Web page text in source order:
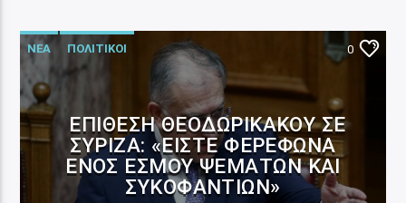
ΝΕΑ ΠΟΛΙΤΙΚΟΙ 0
ΕΠΊΘΕΣΗ ΘΕΟΔΩΡΙΚΆΚΟΥ ΣΕ
ΣΥΡΙΖΑ: «ΕΊΣΤΕ ΦΕΡΈΦΩΝΑ
ΕΝΌΣ ΕΣΜΟΎ ΨΕΜΆΤΩΝ ΚΑΙ
ΣΥΚΟΦΑΝΤΙΏΝ»